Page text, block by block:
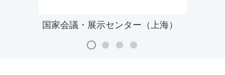
国家会議・展示センター（上海）